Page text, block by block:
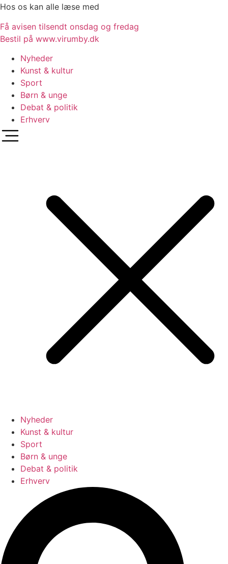
Hos os kan alle læse med
Få avisen tilsendt onsdag og fredag
Bestil på www.virumby.dk
Nyheder
Kunst & kultur
Sport
Børn & unge
Debat & politik
Erhverv
Nyheder
Kunst & kultur
Sport
Børn & unge
Debat & politik
Erhverv